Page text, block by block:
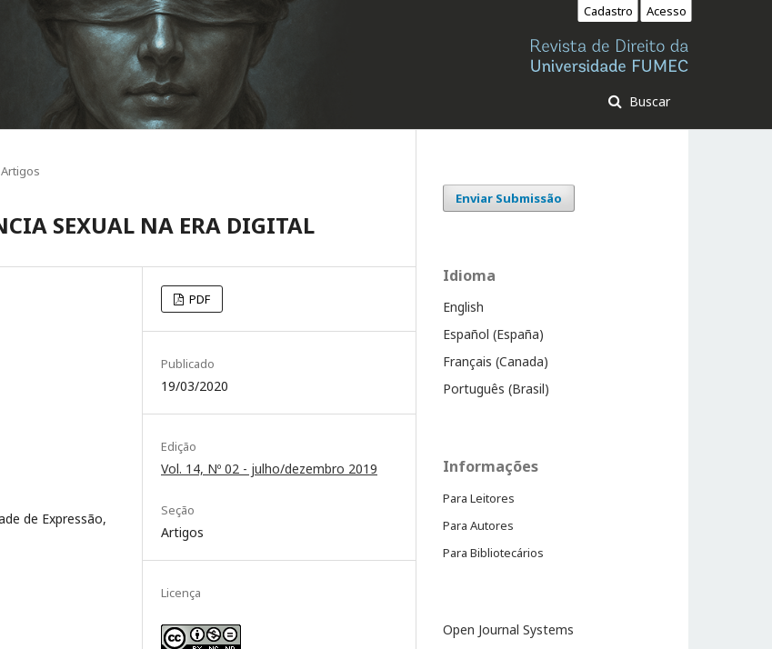
Buscar
Cadastro Acesso
Artigos
SEXUAL NA ERA DIGITAL
de Expressão,
PDF
Publicado
19/03/2020
Edição
Vol. 14, Nº 02 - julho/dezembro 2019
Seção
Artigos
Licença
Enviar Submissão
Idioma
English
Español (España)
Français (Canada)
Português (Brasil)
Informações
Para Leitores
Para Autores
Para Bibliotecários
Open Journal Systems